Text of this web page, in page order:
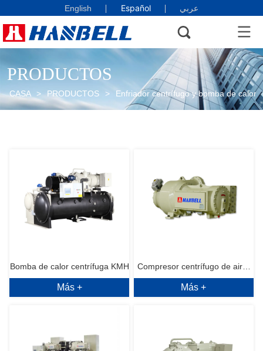
English Español عربي
PRODUCTOS
CASA > PRODUCTOS > Enfriador centrífugo y bomba de calor
Bomba de calor centrífuga KMH
Más +
Compresor centrífugo de aire
acondicionado, calefacción y
magnéticos RTM
Más +